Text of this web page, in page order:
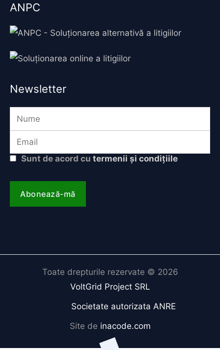
ANPC
Newsletter
Sunt de acord cu termenii și condițiile
Toate drepturile rezervate © 2026
VoltGrid Project SRL
Societate autorizata ANRE
Site de inacode.com